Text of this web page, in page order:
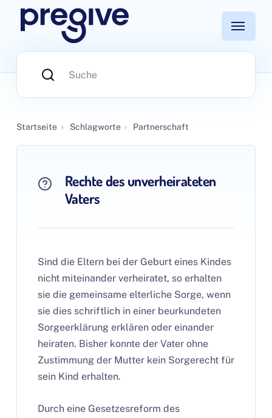
Startseite › Schlagworte › Partnerschaft
Rechte des unverheirateten
Vaters
Sind die Eltern bei der Geburt eines Kindes
nicht miteinander verheiratet, so erhalten
sie die gemeinsame elterliche Sorge, wenn
sie dies schriftlich in einer beurkundeten
Sorgeerklärung erklären oder einander
heiraten. Bisher konnte der Vater ohne
Zustimmung der Mutter kein Sorgerecht für
sein Kind erhalten.
Durch eine Gesetzesreform des